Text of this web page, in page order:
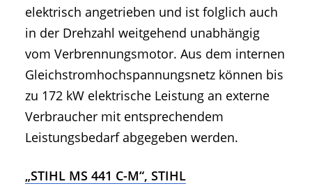
elektrisch angetrieben und ist folglich auch
in der Drehzahl weitgehend unabhängig
vom Verbrennungsmotor. Aus dem internen
Gleichstromhochspannungsnetz können bis
zu 172 kW elektrische Leistung an externe
Verbraucher mit entsprechendem
Leistungsbedarf abgegeben werden.
„STIHL MS 441 C-M“, STIHL